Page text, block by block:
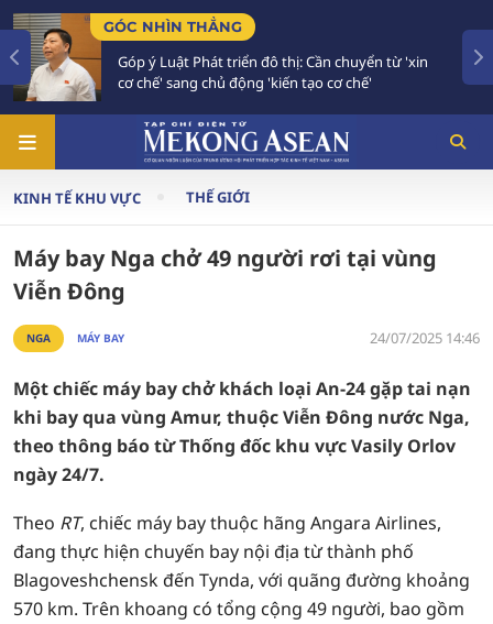
THẲNG
Phát triển đô thị: Cần chuyển từ 'xin
chủ động 'kiến tạo cơ chế'
Bế mạc Hội
vào giai
KINH TẾ KHU VỰC THẾ GIỚI
Máy bay Nga chở 49 người rơi tại vùng
Viễn Đông
NGA MÁY BAY 24/07/2025 14:46
Một chiếc máy bay chở khách loại An-24 gặp tai nạn
khi bay qua vùng Amur, thuộc Viễn Đông nước Nga,
theo thông báo từ Thống đốc khu vực Vasily Orlov
ngày 24/7.
Theo RT, chiếc máy bay thuộc hãng Angara Airlines,
đang thực hiện chuyến bay nội địa từ thành phố
Blagoveshchensk đến Tynda, với quãng đường khoảng
570 km. Trên khoang có tổng cộng 49 người, bao gồm